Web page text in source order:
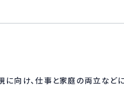
に向け、仕事と家庭の両立な